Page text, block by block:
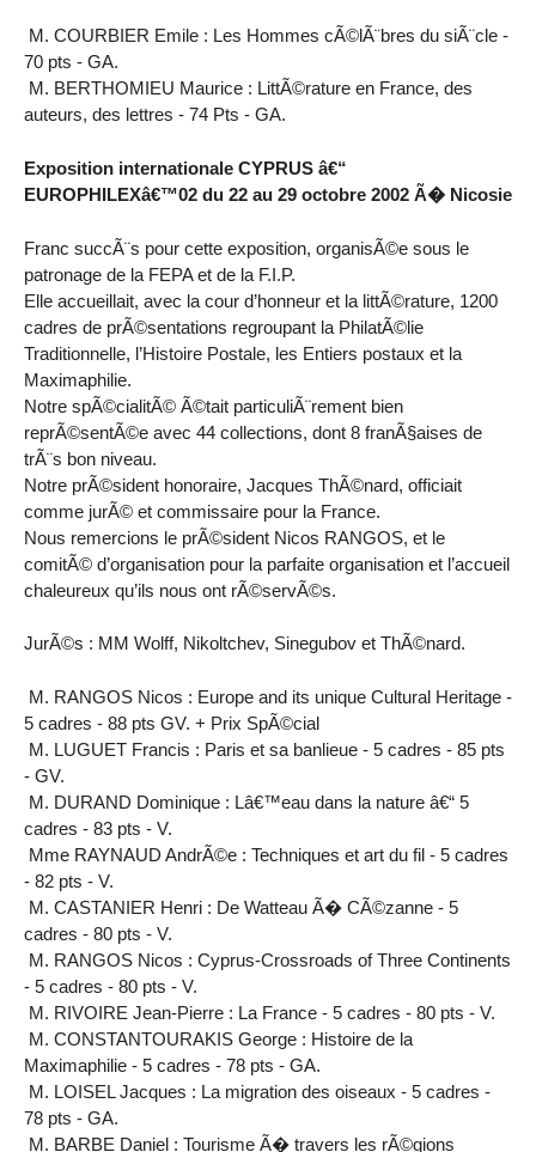
M. COURBIER Emile : Les Hommes cÃ©lÃ¨bres du siÃ¨cle -
70 pts - GA.
M. BERTHOMIEU Maurice : LittÃ©rature en France, des
auteurs, des lettres - 74 Pts - GA.
Exposition internationale CYPRUS â€“
EUROPHILEXâ€™02 du 22 au 29 octobre 2002 Ã� Nicosie
Franc succÃ¨s pour cette exposition, organisÃ©e sous le
patronage de la FEPA et de la F.I.P.
Elle accueillait, avec la cour d’honneur et la littÃ©rature, 1200
cadres de prÃ©sentations regroupant la PhilatÃ©lie
Traditionnelle, l’Histoire Postale, les Entiers postaux et la
Maximaphilie.
Notre spÃ©cialitÃ© Ã©tait particuliÃ¨rement bien
reprÃ©sentÃ©e avec 44 collections, dont 8 franÃ§aises de
trÃ¨s bon niveau.
Notre prÃ©sident honoraire, Jacques ThÃ©nard, officiait
comme jurÃ© et commissaire pour la France.
Nous remercions le prÃ©sident Nicos RANGOS, et le
comitÃ© d’organisation pour la parfaite organisation et l’accueil
chaleureux qu’ils nous ont rÃ©servÃ©s.
JurÃ©s : MM Wolff, Nikoltchev, Sinegubov et ThÃ©nard.
M. RANGOS Nicos : Europe and its unique Cultural Heritage -
5 cadres - 88 pts GV. + Prix SpÃ©cial
M. LUGUET Francis : Paris et sa banlieue - 5 cadres - 85 pts
- GV.
M. DURAND Dominique : Lâ€™eau dans la nature â€“ 5
cadres - 83 pts - V.
Mme RAYNAUD AndrÃ©e : Techniques et art du fil - 5 cadres
- 82 pts - V.
M. CASTANIER Henri : De Watteau Ã� CÃ©zanne - 5
cadres - 80 pts - V.
M. RANGOS Nicos : Cyprus-Crossroads of Three Continents
- 5 cadres - 80 pts - V.
M. RIVOIRE Jean-Pierre : La France - 5 cadres - 80 pts - V.
M. CONSTANTOURAKIS George : Histoire de la
Maximaphilie - 5 cadres - 78 pts - GA.
M. LOISEL Jacques : La migration des oiseaux - 5 cadres -
78 pts - GA.
M. BARBE Daniel : Tourisme Ã� travers les rÃ©gions